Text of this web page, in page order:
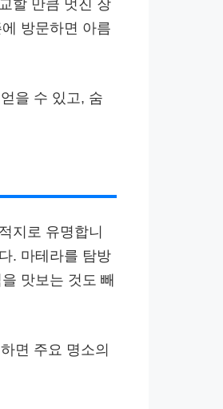
할 만큼 멋진 장
방문하면 아름
을 수 있고, 숨
지로 유명합니
. 마테라를 탐방
맛보는 것도 빼
면 주요 명소의